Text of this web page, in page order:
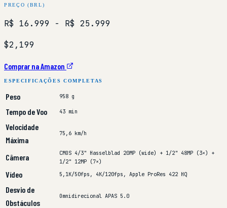
PREÇO (BRL)
R$ 16.999 - R$ 25.999
$2,199
Comprar na Amazon
ESPECIFICAÇÕES COMPLETAS
Peso 958 g
Tempo de Voo 43 min
Velocidade
Máxima
75,6 km/h
Câmera
CMOS 4/3" Hasselblad 20MP (wide) + 1/2" 48MP (3×) +
1/2" 12MP (7×)
Vídeo 5,1K/50fps, 4K/120fps, Apple ProRes 422 HQ
Desvio de
Obstáculos
Omnidirecional APAS 5.0